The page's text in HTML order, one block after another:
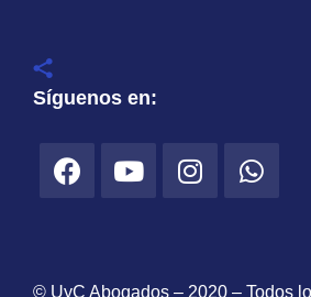
Síguenos en:
© UyC Abogados – 2020 – Todos